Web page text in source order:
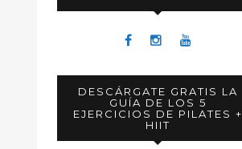
DESCÁRGATE GRATIS LA
GUÍA DE LOS 5
EJERCICIOS DE PILATES +
HIIT